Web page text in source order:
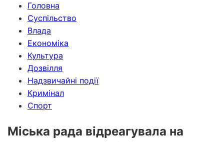
Головна
Суспільство
Влада
Економіка
Культура
Дозвілля
Надзвичайні події
Кримінал
Спорт
Міська рада відреагувала на